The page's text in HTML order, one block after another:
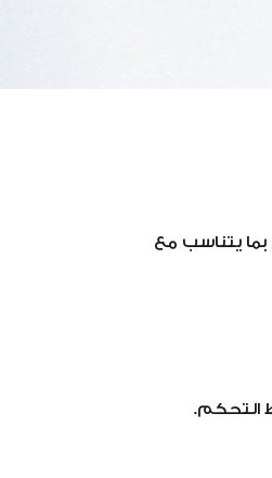
بما يتناسب مع
التحكم.